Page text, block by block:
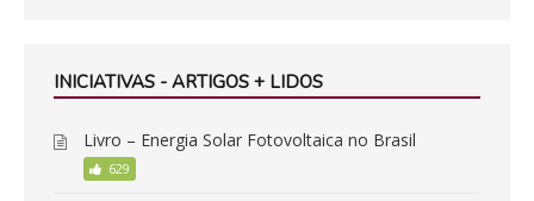
INICIATIVAS - ARTIGOS + LIDOS
Livro – Energia Solar Fotovoltaica no Brasil
629